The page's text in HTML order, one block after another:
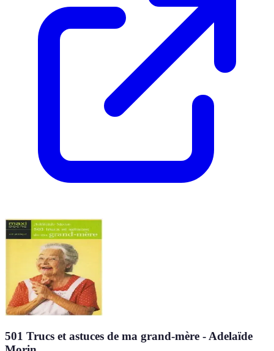
501 Trucs et astuces de ma grand-mère - Adelaïde